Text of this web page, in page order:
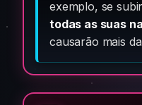
exemplo, se
todas as suas
causarão mais